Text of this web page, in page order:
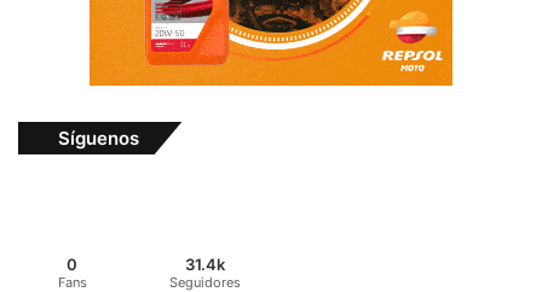
Síguenos
0
Fans
31.4k
Seguidores